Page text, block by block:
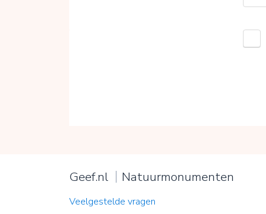
Geef.nl Natuurmonumenten
Veelgestelde vragen